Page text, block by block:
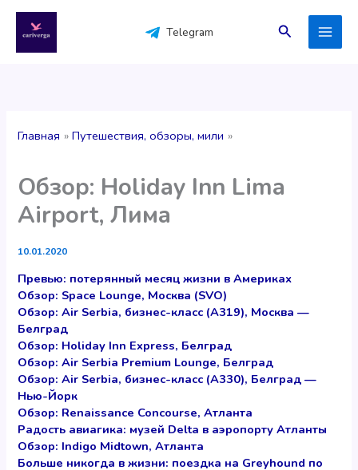
содержимому
Telegram Поиск
Главная Путешествия, обзоры, мили
Обзор: Holiday Inn Lima
Airport, Лима
10.01.2020
Превью: потерянный месяц жизни в Америках
Обзор: Space Lounge, Москва (SVO)
Обзор: Air Serbia, бизнес-класс (А319), Москва —
Белград
Обзор: Holiday Inn Express, Белград
Обзор: Air Serbia Premium Lounge, Белград
Обзор: Air Serbia, бизнес-класс (А330), Белград —
Нью-Йорк
Обзор: Renaissance Concourse, Атланта
Радость авиагика: музей Delta в аэропорту Атланты
Обзор: Indigo Midtown, Атланта
Больше никогда в жизни: поездка на Greyhound по